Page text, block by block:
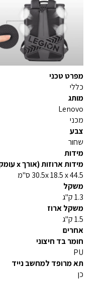
מפרט טכני
כללי
מותג
Lenovo
מכני
צבע
שחור
מידות
מידות ארוזות (אורך x עומק x גובה)
30.5x 18.5 x 44.5 ס"מ
משקל
1.3 ק"ג
משקל ארוז
1.5 ק"ג
אחרים
חומר בד חיצוני
PU
תא מרופד למחשב נייד
כן